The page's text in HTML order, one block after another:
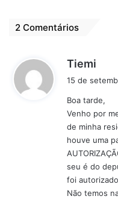
que sempre
cidadão de
melhorar a
Mesma opinião
Santos,
Comunitária”,
que ressaltou
bastante
população.
2 Comentários
Tiemi
s
e
:
15 de
Boa tarde,
Venho por
de minha
houve uma
seu é do
foi
Não temos